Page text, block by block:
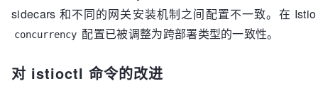
sidecars 和不同的网关安装机制之间配置不一致。在
concurrency 配置已被调整为跨部署类型的一致性。
对 istioctl 命令的改进